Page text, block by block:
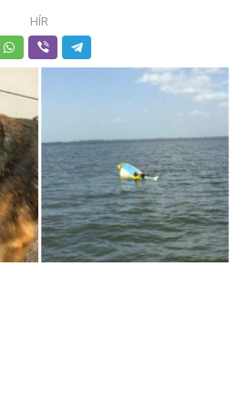
HÍR